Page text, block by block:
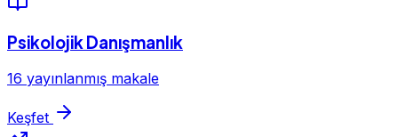
Psikolojik Danışmanlık
16 yayınlanmış makale
Keşfet